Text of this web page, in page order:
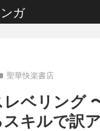
ガ
聖華快楽書店
ベリング
キルで訳